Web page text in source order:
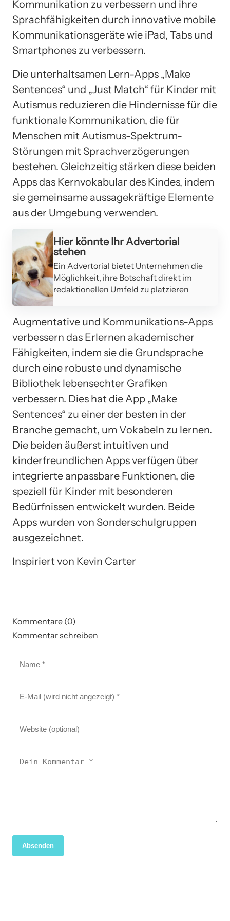
Kommunikation zu verbessern und ihre
Sprachfähigkeiten durch innovative mobile
Kommunikationsgeräte wie iPad, Tabs und
Smartphones zu verbessern.
Die unterhaltsamen Lern-Apps „Make
Sentences“ und „Just Match“ für Kinder mit
Autismus reduzieren die Hindernisse für die
funktionale Kommunikation, die für
Menschen mit Autismus-Spektrum-
Störungen mit Sprachverzögerungen
bestehen. Gleichzeitig stärken diese beiden
Apps das Kernvokabular des Kindes, indem
sie gemeinsame aussagekräftige Elemente
aus der Umgebung verwenden.
Hier könnte Ihr Advertorial
stehen
Ein Advertorial bietet Unternehmen die
Möglichkeit, ihre Botschaft direkt im
redaktionellen Umfeld zu platzieren
Augmentative und Kommunikations-Apps
verbessern das Erlernen akademischer
Fähigkeiten, indem sie die Grundsprache
durch eine robuste und dynamische
Bibliothek lebensechter Grafiken
verbessern. Dies hat die App „Make
Sentences“ zu einer der besten in der
Branche gemacht, um Vokabeln zu lernen.
Die beiden äußerst intuitiven und
kinderfreundlichen Apps verfügen über
integrierte anpassbare Funktionen, die
speziell für Kinder mit besonderen
Bedürfnissen entwickelt wurden. Beide
Apps wurden von Sonderschulgruppen
ausgezeichnet.
Inspiriert von Kevin Carter
Kommentare (0)
Kommentar schreiben
Absenden